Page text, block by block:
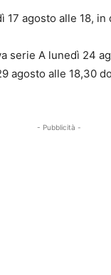
agosto alle 18,
serie A lunedì 24
agosto alle 18,30
- Pubblicità -